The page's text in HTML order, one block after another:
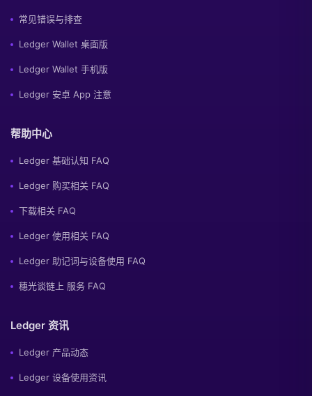
常见错误与排查
Ledger Wallet 桌面版
Ledger Wallet 手机版
Ledger 安卓 App 注意
帮助中心
Ledger 基础认知 FAQ
Ledger 购买相关 FAQ
下载相关 FAQ
Ledger 使用相关 FAQ
Ledger 助记词与设备使用 FAQ
穗光谈链上 服务 FAQ
Ledger 资讯
Ledger 产品动态
Ledger 设备使用资讯